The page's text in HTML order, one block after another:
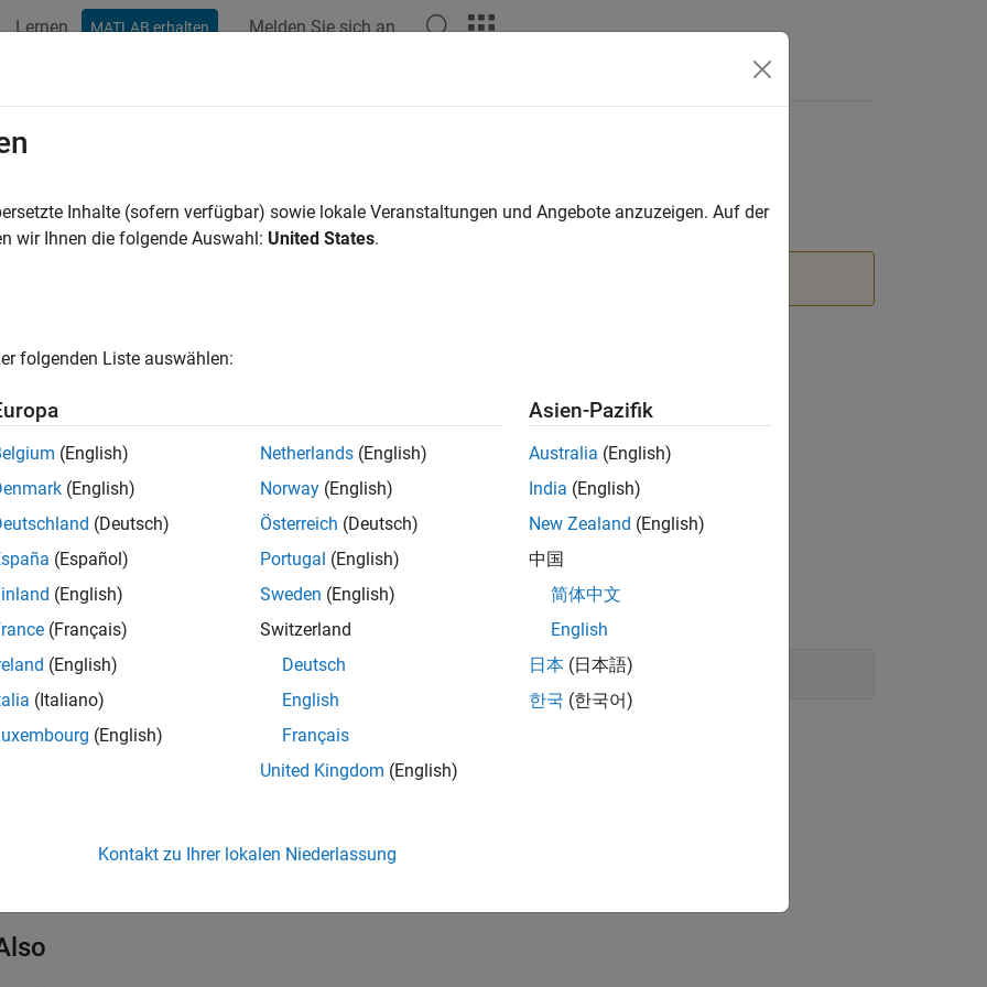
Lernen MATLAB erhalten Melden Sie sich an
examples
displays the examples.
List ofSimulink PLC CoderExamples
a list of examples, at the command prompt enter:
History
Inhalte (sofern verfügbar) sowie lokale Veranstaltungen und Angebote anzuzeigen. Auf der
wir Ihnen die folgende Auswahl: United States.
folgenden Liste auswählen:
(English)
(English)
(Deutsch)
(Español)
(English)
(Français)
(English)
(Italiano)
(English)
Netherlands (English)
Norway (English)
Österreich (Deutsch)
Portugal (English)
Sweden (English)
Switzerland
Deutsch
English
Français
United Kingdom (English)
Asien-Pazifik
Australia (English)
India (English)
New Zealand (English)
中国
简体中文
English
日本 (日本語)
한국 (한국어)
Kontakt zu Ihrer lokalen Niederlassung